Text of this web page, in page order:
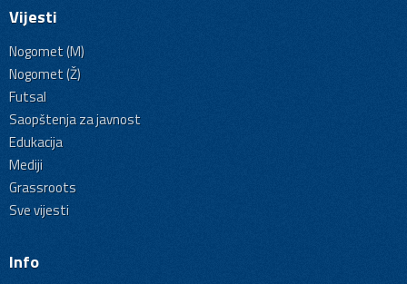
Vijesti
Nogomet (M)
Nogomet (Ž)
Futsal
Saopštenja za javnost
Edukacija
Mediji
Grassroots
Sve vijesti
Info